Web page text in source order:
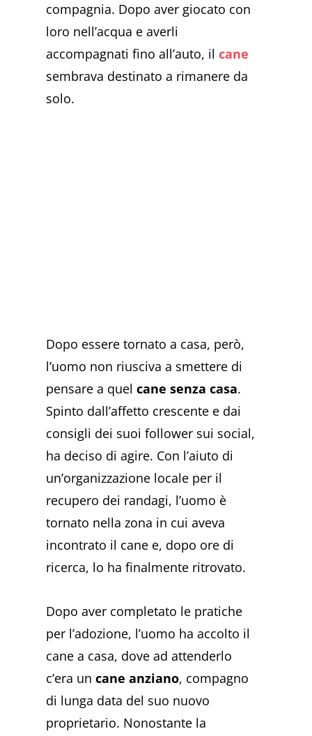
compagnia. Dopo aver giocato con
loro nell’acqua e averli
accompagnati fino all’auto, ilcane
sembrava destinato a rimanere da
solo.
Dopo essere tornato a casa, però,
l’uomo non riusciva a smettere di
pensare a quelcane senza casa.
Spinto dall’affetto crescente e dai
consigli dei suoi follower sui social,
ha deciso di agire. Con l’aiuto di
un’organizzazione locale per il
recupero dei randagi, l’uomo è
tornato nella zona in cui aveva
incontrato il cane e, dopo ore di
ricerca, lo ha finalmente ritrovato.
Dopo aver completato le pratiche
per l’adozione, l’uomo ha accolto il
cane a casa, dove ad attenderlo
c’era uncane anziano, compagno
di lunga data del suo nuovo
proprietario. Nonostante la